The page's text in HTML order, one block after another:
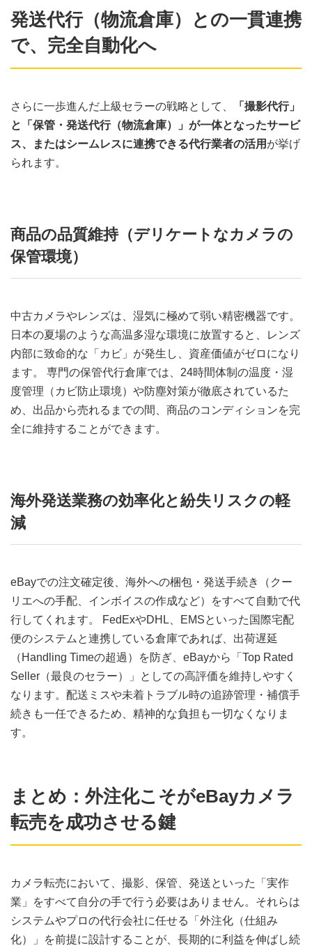
発送代行（物流倉庫）との一貫連携
で、完全自動化へ
さらに一歩進んだ上級セラーの戦略として、
「撮影代行」
と「保管・発送代行（物流倉庫）」が一体となったサービ
ス、またはシームレスに連携できる代行業者の活用 が挙げ
られます。
商品の品質維持（デリケートなカメラの
保管環境）
中古カメラやレンズは、湿気に極めて弱い精密機器です。
日本の夏場のような高温多湿な環境に放置すると、レンズ
内部に致命的な「カビ」が発生し、資産価値がゼロになり
ます。 専門の保管代行倉庫では、24時間体制の温度・湿
度管理（カビ防止環境）や防塵対策が徹底されているた
め、出品から売れるまでの間、商品のコンディションを完
全に維持することができます。
海外発送業務の効率化と紛失リスクの軽
減
eBayでの注文確定後、海外への梱包・発送手続き（クー
リエへの手配、インボイスの作成など）をすべて自動で代
行してくれます。 FedExやDHL、EMSといった国際宅配
便のシステムと連携している倉庫であれば、出荷遅延
（Handling Timeの超過）を防ぎ、eBayから「Top Rated
Seller（最良のセラー）」としての高評価を維持しやすく
なります。配送ミスや未着トラブル時の追跡管理・補償手
続きも一任できるため、精神的な負担も一切なくなりま
す。
まとめ：外注化こそがeBayカメラ
転売を成功させる鍵
カメラ転売において、撮影、保管、発送といった「実作
業」をすべて自分の手で行う必要はありません。それらは
システムやプロの代行会社に任せる「外注化（仕組み
化）」を前提に設計することが、長期的に利益を伸ばし続